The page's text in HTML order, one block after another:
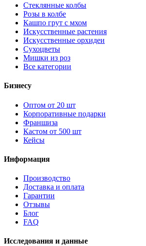
Стеклянные колбы
Розы в колбе
Кашпо грут с мхом
Искусственные растения
Искусственные орхидеи
Сухоцветы
Мишки из роз
Все категории
Бизнесу
Оптом от 20 шт
Корпоративные подарки
Франшиза
Кастом от 500 шт
Кейсы
Информация
Производство
Доставка и оплата
Гарантии
Отзывы
Блог
FAQ
Исследования и данные